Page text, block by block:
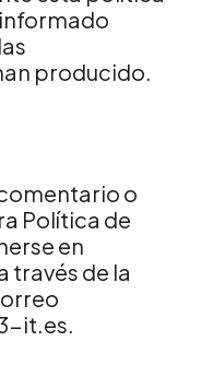
producido.
o
Política de
en
través de la
it.es.